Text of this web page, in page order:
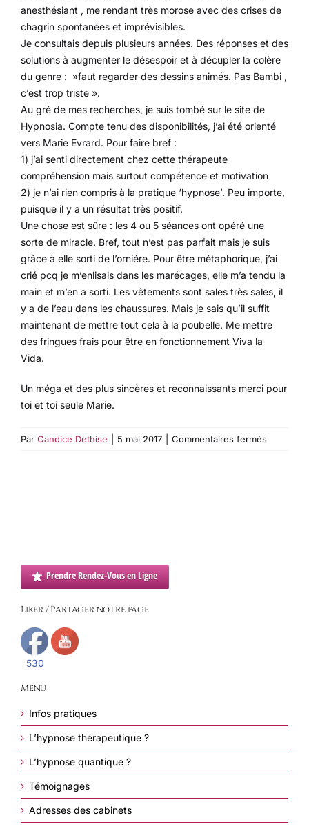
anesthésiant , me rendant très morose avec des crises de
chagrin spontanées et imprévisibles.
Je consultais depuis plusieurs années. Des réponses et des
solutions à augmenter le désespoir et à décupler la colère
du genre : »faut regarder des dessins animés. Pas Bambi ,
c’est trop triste ».
Au gré de mes recherches, je suis tombé sur le site de
Hypnosia. Compte tenu des disponibilités, j’ai été orienté
vers Marie Evrard. Pour faire bref :
1) j’ai senti directement chez cette thérapeute
compréhension mais surtout compétence et motivation
2) je n’ai rien compris à la pratique ‘hypnose’. Peu importe,
puisque il y a un résultat très positif.
Une chose est sûre : les 4 ou 5 séances ont opéré une
sorte de miracle. Bref, tout n’est pas parfait mais je suis
grâce à elle sorti de l’orniére. Pour être métaphorique, j’ai
crié pcq je m’enlisais dans les marécages, elle m’a tendu la
main et m’en a sorti. Les vêtements sont sales très sales, il
y a de l’eau dans les chaussures. Mais je sais qu’il suffit
maintenant de mettre tout cela à la poubelle. Me mettre
des fringues frais pour être en fonctionnement Viva la
Vida.
Un méga et des plus sincères et reconnaissants merci pour
toi et toi seule Marie.
Par Candice Dethise 5 mai 2017 Commentaires ferméssur
Prendre Rendez-Vous en Ligne
Liker / Partager notre page
530
Menu
Infos pratiques
L’hypnose thérapeutique ?
L’hypnose quantique ?
Témoignages
Adresses des cabinets